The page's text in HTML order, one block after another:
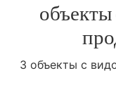
объекты
3 объекты с